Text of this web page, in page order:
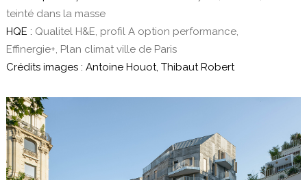
teinté dans la masse
HQE : Qualitel H&E, profil A option performance,
Effinergie+, Plan climat ville de Paris
Crédits images : Antoine Houot, Thibaut Robert